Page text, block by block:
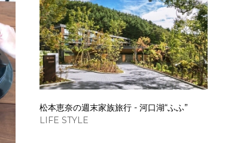
松本恵奈の週末家族旅行 - 河口湖“ふふ”
LIFE STYLE